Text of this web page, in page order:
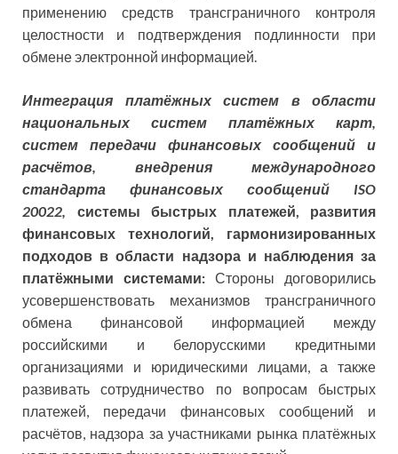
применению средств трансграничного контроля
целостности и подтверждения подлинности при
обмене электронной информацией.
Интеграция платёжных систем в области
национальных систем платёжных карт,
систем передачи финансовых сообщений и
расчётов, внедрения международного
стандарта финансовых сообщений ISO
20022, системы быстрых платежей, развития
финансовых технологий, гармонизированных
подходов в области надзора и наблюдения за
платёжными системами: Стороны договорились
усовершенствовать механизмов трансграничного
обмена финансовой информацией между
российскими и белорусскими кредитными
организациями и юридическими лицами, а также
развивать сотрудничество по вопросам быстрых
платежей, передачи финансовых сообщений и
расчётов, надзора за участниками рынка платёжных